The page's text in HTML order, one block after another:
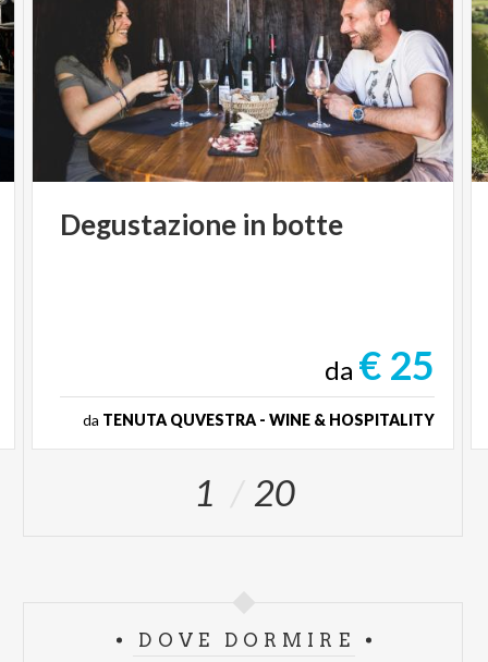
Degustazione in botte
da € 25
da TENUTA QUVESTRA - WINE & HOSPITALITY
1 20
DOVE DORMIRE